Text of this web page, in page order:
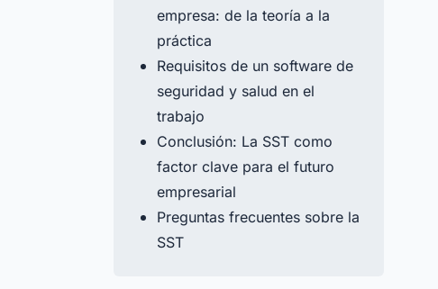
empresa: de la teoría a la
práctica
Requisitos de un software de
seguridad y salud en el
trabajo
Conclusión: La SST como
factor clave para el futuro
empresarial
Preguntas frecuentes sobre la
SST